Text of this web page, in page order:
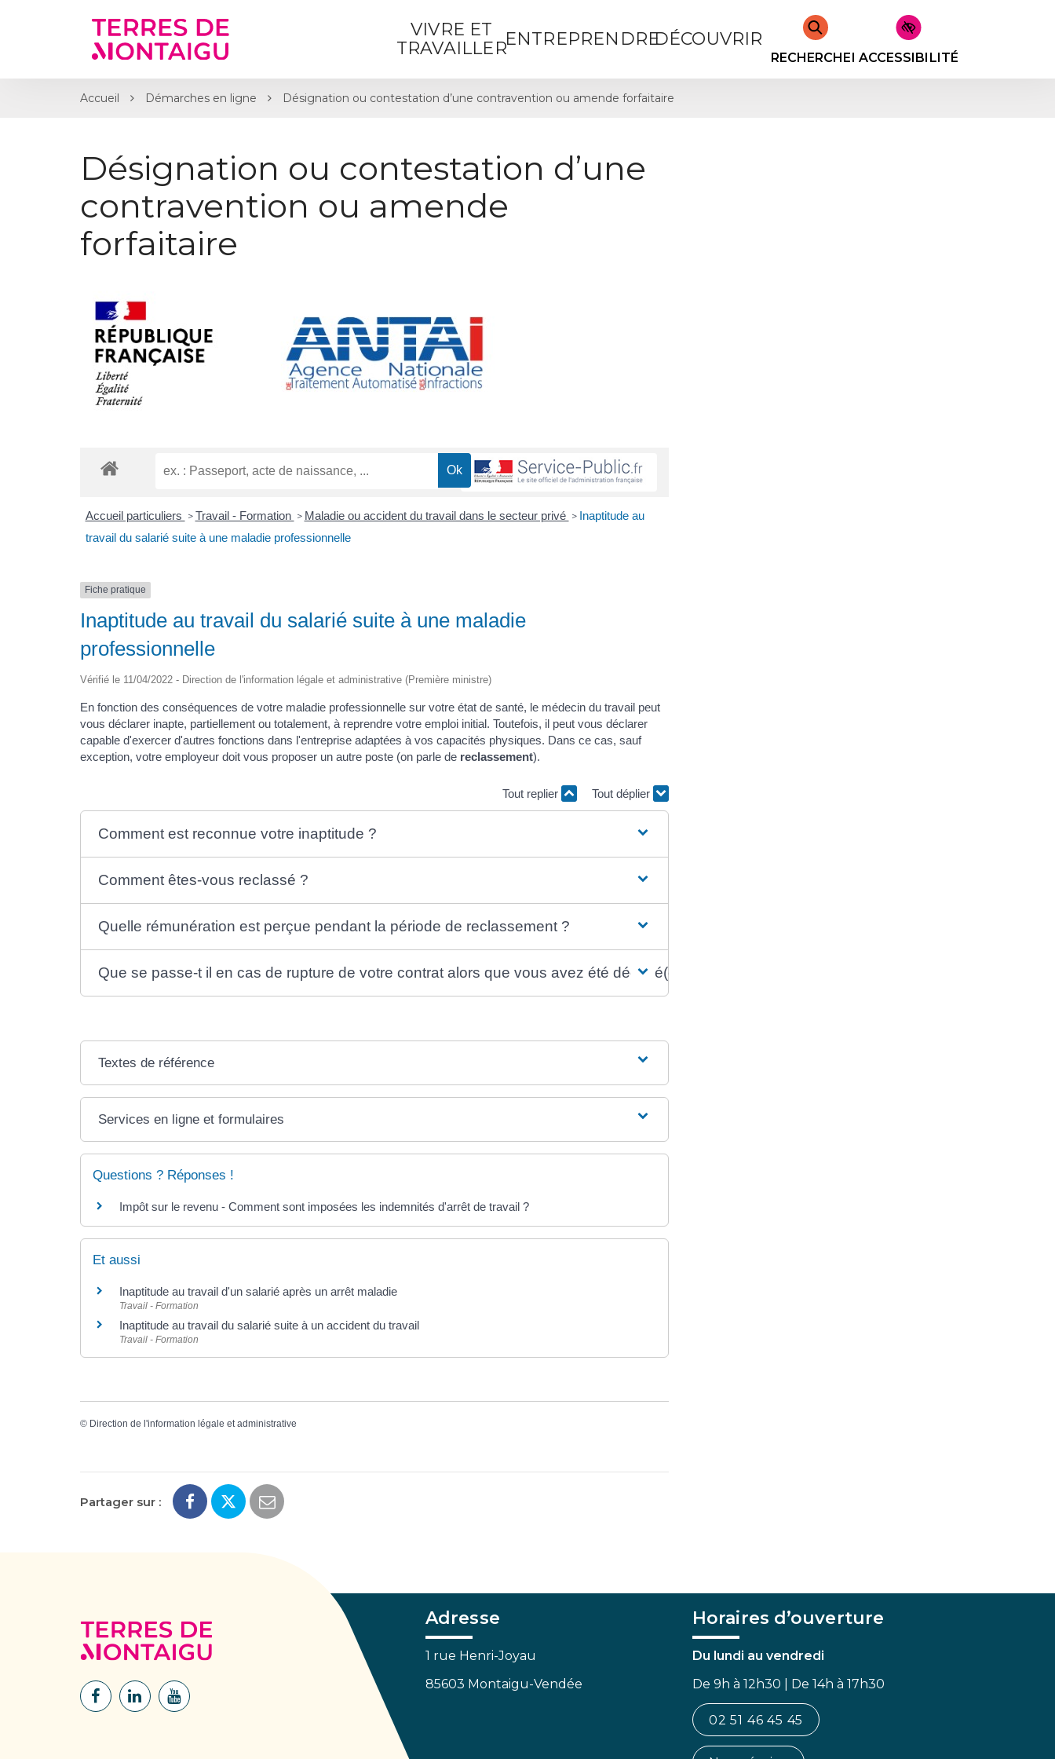
VIVRE ET
TRAVAILLERENTREPRENDREDÉCOUVRIR
RECHERCHERACCESSIBILITÉ
Accueil Démarches en ligne Désignation ou contestation d’une contravention ou amende forfaitaire
Désignation ou contestation d’une
contravention ou amende
forfaitaire
Accueil particuliers > Travail - Formation > Maladie ou accident du travail dans le secteur privé > Inaptitude au
travail du salarié suite à une maladie professionnelle
Fiche pratique
Inaptitude au travail du salarié suite à une maladie
professionnelle
Vérifié le 11/04/2022 - Direction de l'information légale et administrative (Première ministre)
En fonction des conséquences de votre maladie professionnelle sur votre état de santé, le médecin du travail peut
vous déclarer inapte, partiellement ou totalement, à reprendre votre emploi initial. Toutefois, il peut vous déclarer
capable d'exercer d'autres fonctions dans l'entreprise adaptées à vos capacités physiques. Dans ce cas, sauf
exception, votre employeur doit vous proposer un autre poste (on parle de reclassement).
Tout replier Tout déplier
Comment est reconnue votre inaptitude ?
Comment êtes-vous reclassé ?
Quelle rémunération est perçue pendant la période de reclassement ?
Que se passe-t il en cas de rupture de votre contrat alors que vous avez été déclaré(e) inapte ?
Textes de référence
Services en ligne et formulaires
Questions ? Réponses !
Impôt sur le revenu - Comment sont imposées les indemnités d'arrêt de travail ?
Et aussi
Inaptitude au travail d'un salarié après un arrêt maladie
Travail - Formation
Inaptitude au travail du salarié suite à un accident du travail
Travail - Formation
© Direction de l'information légale et administrative
Partager sur :
Lien
Lien
Lien
Adresse
1 rue Henri-Joyau
85603 Montaigu-Vendée
Horaires d’ouverture
Du lundi au vendredi
De 9h à 12h30 | De 14h à 17h30
02 51 46 45 45